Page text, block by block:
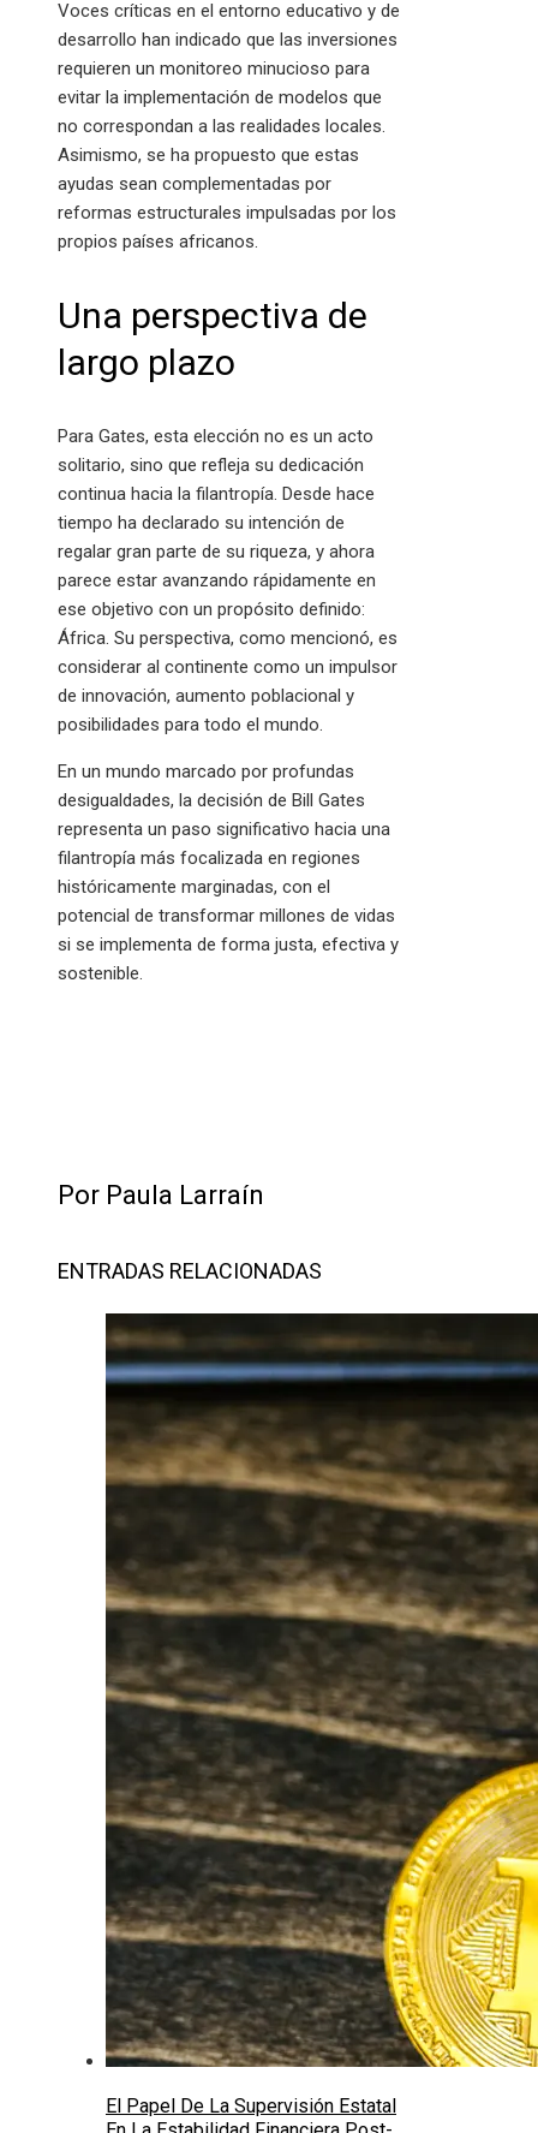
Voces críticas en el entorno educativo y de
desarrollo han indicado que las inversiones
requieren un monitoreo minucioso para
evitar la implementación de modelos que
no correspondan a las realidades locales.
Asimismo, se ha propuesto que estas
ayudas sean complementadas por
reformas estructurales impulsadas por los
propios países africanos.
Una perspectiva de
largo plazo
Para Gates, esta elección no es un acto
solitario, sino que refleja su dedicación
continua hacia la filantropía. Desde hace
tiempo ha declarado su intención de
regalar gran parte de su riqueza, y ahora
parece estar avanzando rápidamente en
ese objetivo con un propósito definido:
África. Su perspectiva, como mencionó, es
considerar al continente como un impulsor
de innovación, aumento poblacional y
posibilidades para todo el mundo.
En un mundo marcado por profundas
desigualdades, la decisión de Bill Gates
representa un paso significativo hacia una
filantropía más focalizada en regiones
históricamente marginadas, con el
potencial de transformar millones de vidas
si se implementa de forma justa, efectiva y
sostenible.
Por Paula Larraín
ENTRADAS RELACIONADAS
El Papel De La Supervisión Estatal